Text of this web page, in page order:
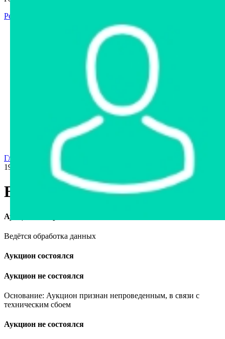
Регистрация
Интернет-магазин
Интернет-витрина
Арестованное имущество
Реестр несостоявшихся торгов
Реестр переоценок
Государственное имущество
Главная страница
1997
ВАЗ 21099, 1997
Аукцион завершён
Ведётся обработка данных
Аукцион состоялся
Аукцион не состоялся
Основание: Аукцион признан непроведенным, в связи с
техническим сбоем
Аукцион не состоялся